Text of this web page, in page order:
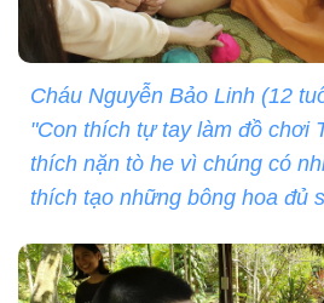
Cháu Nguyễn Bảo Linh (12
"Con thích tự tay làm đồ chơi
thích nặn tò he vì chúng có
thích tạo những bông hoa đủ